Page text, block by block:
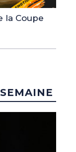
la Coupe